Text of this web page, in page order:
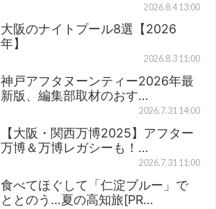
2026.8.4 13:00
大阪のナイトプール8選【2026
年】
2026.8.3 11:00
神戸アフタヌーンティー2026年最
新版、編集部取材のおす…
2026.7.31 14:00
【大阪・関西万博2025】アフター
万博＆万博レガシーも！…
2026.7.31 11:00
食べてほぐして「仁淀ブルー」で
ととのう…夏の高知旅[PR…